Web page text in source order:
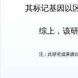
其标记基因以
综上，该
注：此研究成果摘